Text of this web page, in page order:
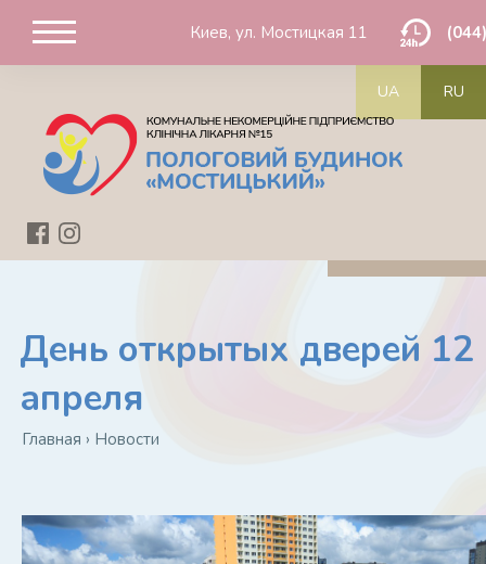
Киев, ул. Мостицкая 11
UA RU
День открытых дверей 12
апреля
Главная › Новости